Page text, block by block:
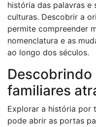
história das palavras e
culturas. Descobrir a
permite compreender
nomenclatura e as
ao longo dos séculos.
Descobrindo
familiares
Explorar a história por
pode abrir as portas